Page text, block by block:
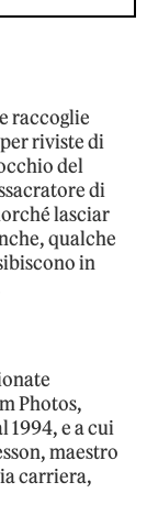
raccoglie
riviste di
del
di
lasciar
qualche
in
Photos,
1994, e a cui
maestro
carriera,